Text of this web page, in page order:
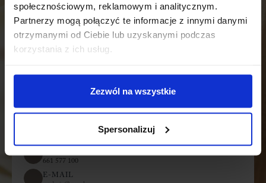
społecznościowym, reklamowym i analitycznym.
Partnerzy mogą połączyć te informacje z innymi danymi
otrzymanymi od Ciebie lub uzyskanymi podczas
korzystania z ich usług.
Zezwól na wszystkie
Spersonalizuj
661 577 100
E-MAIL